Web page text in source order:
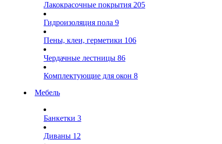
Лакокрасочные покрытия 205
Гидроизоляция пола 9
Пены, клеи, герметики 106
Чердачные лестницы 86
Комплектующие для окон 8
Мебель
Банкетки 3
Диваны 12